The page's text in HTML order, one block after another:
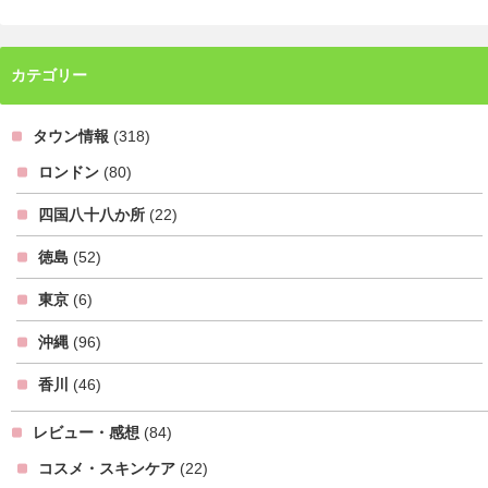
カテゴリー
タウン情報 (318)
ロンドン (80)
四国八十八か所 (22)
徳島 (52)
東京 (6)
沖縄 (96)
香川 (46)
レビュー・感想 (84)
コスメ・スキンケア (22)